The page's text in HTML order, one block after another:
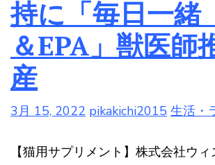
持に「毎日一
＆EPA」獣医師
産
3月 15, 2022 pikakichi2015 生活・
【猫用サプリメント】株式会社ウ